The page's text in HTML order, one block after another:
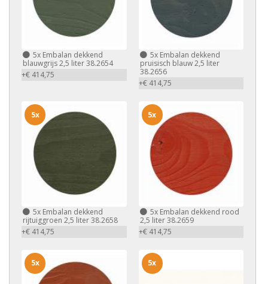
5x Embalan dekkend
blauwgrijs 2,5 liter 38.2654
+€ 414,75
5xEmbalan dekkend
pruisisch blauw 2,5 liter
38.2656
+€ 414,75
5x Embalan dekkend
rijtuiggroen 2,5 liter 38.2658
+€ 414,75
5x
5xEmbalan dekkend rood
2,5 liter 38.2659
+€ 414,75
5x
5x 5x